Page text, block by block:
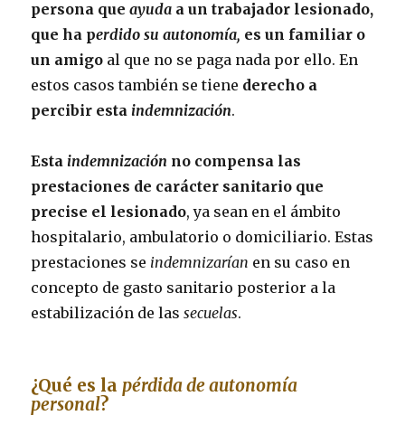
persona queayuda a un trabajador lesionado,
que ha perdido su autonomía, es un familiar o
un amigo al que no se paga nada por ello. En
estos casos también se tiene derecho a
percibir esta indemnización.
Esta indemnización no compensa las
prestaciones de carácter sanitario que
precise el lesionado, ya sean en el ámbito
hospitalario, ambulatorio o domiciliario. Estas
prestaciones se indemnizarían en su caso en
concepto de gasto sanitario posterior a la
estabilización de lassecuelas.
¿Qué es lapérdida de autonomía
personal?